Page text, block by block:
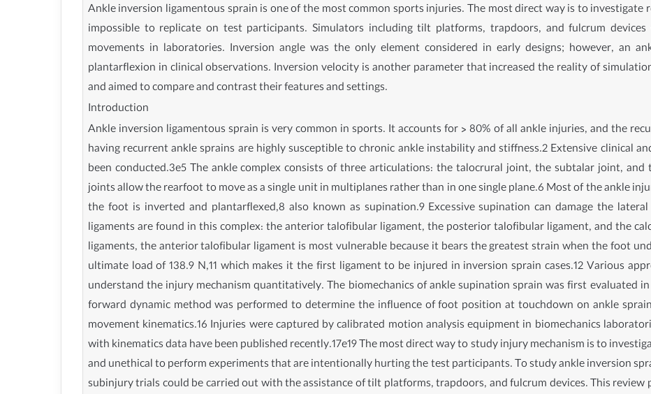
Ankle inversion ligamentous sprain is one of the most common sports injuries. The most direct way is to
impossible to replicate on test participants. Simulators including tilt platforms, trapdoors, and fulcrum
movements in laboratories. Inversion angle was the only element considered in early designs; however, an
plantarflexion in clinical observations. Inversion velocity is another parameter that increased the reality of
and aimed to compare and contrast their features and settings.
Introduction
Ankle inversion ligamentous sprain is very common in sports. It accounts for > 80% of all ankle injuries, and the
having recurrent ankle sprains are highly susceptible to chronic ankle instability and stiffness.2 Extensive clinical
been conducted.3e5 The ankle complex consists of three articulations: the talocrural joint, the subtalar joint,
joints allow the rearfoot to move as a single unit in multiplanes rather than in one single plane.6 Most of the ankle
the foot is inverted and plantarflexed,8 also known as supination.9 Excessive supination can damage the
ligaments are found in this complex: the anterior talofibular ligament, the posterior talofibular ligament, and the
ligaments, the anterior talofibular ligament is most vulnerable because it bears the greatest strain when the foot
ultimate load of 138.9 N,11 which makes it the first ligament to be injured in inversion sprain cases.12 Various
understand the injury mechanism quantitatively. The biomechanics of ankle supination sprain was first evaluated
forward dynamic method was performed to determine the influence of foot position at touchdown on ankle
movement kinematics.16 Injuries were captured by calibrated motion analysis equipment in biomechanics
with kinematics data have been published recently.17e19 The most direct way to study injury mechanism is to
and unethical to perform experiments that are intentionally hurting the test participants. To study ankle inversion
subinjury trials could be carried out with the assistance of tilt platforms, trapdoors, and fulcrum devices. This